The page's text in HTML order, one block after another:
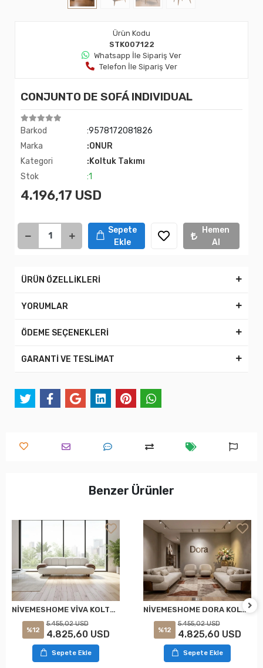
Ürün Kodu
STK007122
Whatsapp İle Sipariş Ver
Telefon İle Sipariş Ver
CONJUNTO DE SOFÁ INDIVIDUAL
Barkod
:9578172081826
Marka
:ONUR
Kategori
:Koltuk Takımı
Stok
:1
4.196,17 USD
Sepete
Ekle
Hemen
Al
ÜRÜN ÖZELLİKLERİ
YORUMLAR
ÖDEME SEÇENEKLERİ
GARANTİ VE TESLİMAT
Benzer Ürünler
NİVEMESHOME VİVA KOLTUK TAKIMI
%12
5.455,02 USD
4.825,60 USD
Sepete Ekle
NİVEMESHOME DORA KOLTUK TAKIMI
%12
5.455,02 USD
4.825,60 USD
Sepete Ekle